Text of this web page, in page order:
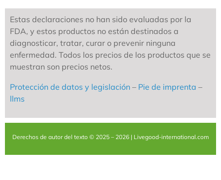
Estas declaraciones no han sido evaluadas por la
FDA, y estos productos no están destinados a
diagnosticar, tratar, curar o prevenir ninguna
enfermedad. Todos los precios de los productos que se
muestran son precios netos.
Protección de datos y legislación – Pie de imprenta –
llms
Derechos de autor del texto © 2025 – 2026 | Livegood-international.com